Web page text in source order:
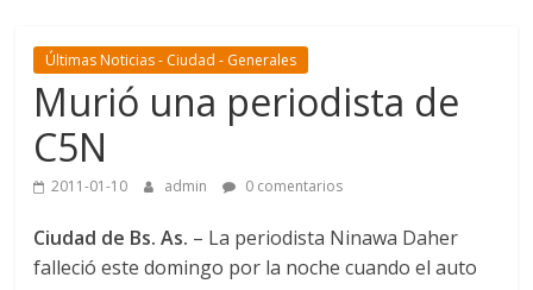
Últimas Noticias - Ciudad - Generales
Murió una periodista de
C5N
2011-01-10 admin 0 comentarios
Ciudad de Bs. As. – La periodista Ninawa Daher
falleció este domingo por la noche cuando el auto